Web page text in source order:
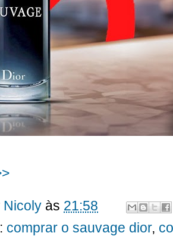
Nicoly às 21:58
comprar o sauvage dior,